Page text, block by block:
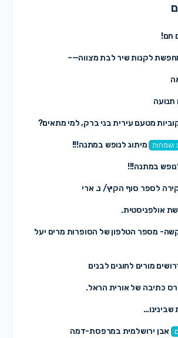
חם!
לקנות שיר לבת מצווה—–
מטעם עירית בני ברק, למי מתאים?
ושמחות מיתוג לנופש במתנה!!!
במתנה!!!
לספר סוף הקיץ/ נ. ארי
אולפניסטית.
מספר הטלפון של הסופרות מרים יעל
מורים לחוגים לבנים
כתיבה של אורית הראל.
אבן ירושלמית במרפסת-דמה